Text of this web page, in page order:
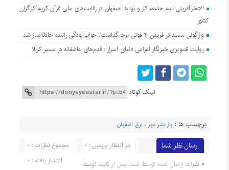
افتخارآفرینی تیم جامعه کار و تولید اصفهان در رقابت‌های ملی قرآن کریم کارگران
کشور
واژگونی سمند در فریدن ۴ فوتی برجا گذاشت/ خواب‌آلودگی راننده حادثه‌ساز شد
روایت تصویری خبرنگار اعزامی دنیای اسرار : قدم‌های عاشقانه در مسیر کربلا
لینک کوتاه
برچسب ها : باز نشر مهر ،برق اصفهان
ارسال نظر شما مجموع نظرات : 0
در انتظار بررسی : 0
انتشار یافته : 0
نظرات ارسال شده توسط شما، پس از تایید توسط